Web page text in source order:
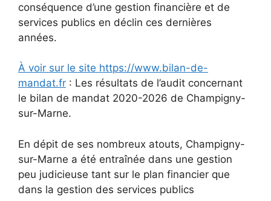
conséquence d’une gestion financière et de
services publics en déclin ces dernières
années.
À voir sur le site https://www.bilan-de-
mandat.fr : Les résultats de l’audit concernant
le bilan de mandat 2020-2026 de Champigny-
sur-Marne.
En dépit de ses nombreux atouts, Champigny-
sur-Marne a été entraînée dans une gestion
peu judicieuse tant sur le plan financier que
dans la gestion des services publics